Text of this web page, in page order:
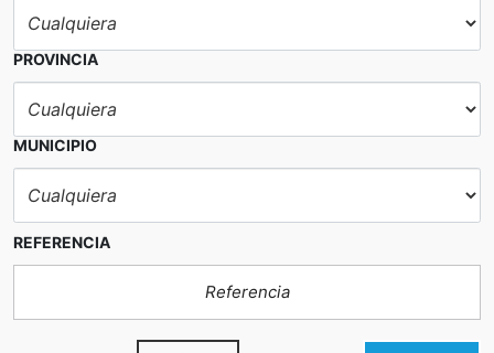
PROVINCIA
MUNICIPIO
REFERENCIA